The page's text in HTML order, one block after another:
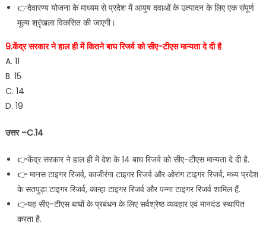
👉देवारण्य योजना के माध्यम से प्रदेश में आयुष दवाओं के उत्पादन के लिए एक संपूर्ण
मूल्य श्रृंखला विकसित की जाएगी।
9.केंद्र सरकार ने हाल ही में कितने बाघ रिजर्व को सीए-टीएस मान्यता दे दी है
A. 11
B. 15
C. 14
D. 19
उत्तर –C.14
👉केंद्र सरकार ने हाल ही में देश के 14 बाघ रिजर्व को सीए-टीएस मान्यता दे दी है.
👉 मानस टाइगर रिजर्व, काजीरंगा टाइगर रिजर्व और ओरांग टाइगर रिजर्व, मध्य प्रदेश
के सतपुड़ा टाइगर रिजर्व, कान्हा टाइगर रिजर्व और पन्ना टाइगर रिजर्व शामिल हैं.
👉यह सीए-टीएस बाघों के प्रबंधन के लिए सर्वश्रेष्ठ व्यवहार एवं मानदंड स्थापित
करता है.